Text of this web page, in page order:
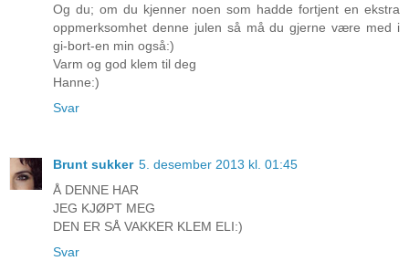
Og du; om du kjenner noen som hadde fortjent en ekstra
oppmerksomhet denne julen så må du gjerne være med i
gi-bort-en min også:)
Varm og god klem til deg
Hanne:)
Svar
Brunt sukker 5. desember 2013 kl. 01:45
Å DENNE HAR
JEG KJØPT MEG
DEN ER SÅ VAKKER KLEM ELI:)
Svar